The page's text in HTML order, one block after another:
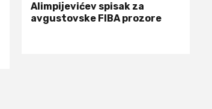
Alimpijevićev spisak za
avgustovske FIBA prozore